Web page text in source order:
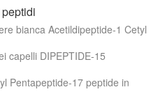
bianca Acetildipeptide-1 Cetyl
capelli DIPEPTIDE-15
Pentapeptide-17 peptide in